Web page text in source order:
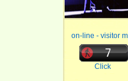
on-line - visitor
Click